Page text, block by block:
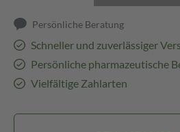
Persönliche Beratung
Schneller und zuverlässiger
Persönliche pharmazeutische
Vielfältige Zahlarten